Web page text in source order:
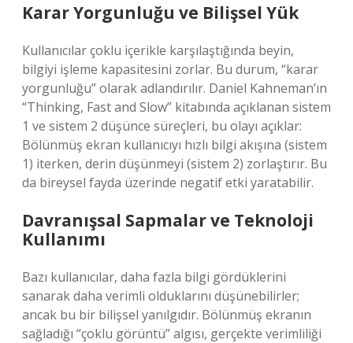
Karar Yorgunluğu ve Bilişsel Yük
Kullanıcılar çoklu içerikle karşılaştığında beyin,
bilgiyi işleme kapasitesini zorlar. Bu durum, “karar
yorgunluğu” olarak adlandırılır. Daniel Kahneman’ın
“Thinking, Fast and Slow” kitabında açıklanan sistem
1 ve sistem 2 düşünce süreçleri, bu olayı açıklar:
Bölünmüş ekran kullanıcıyı hızlı bilgi akışına (sistem
1) iterken, derin düşünmeyi (sistem 2) zorlaştırır. Bu
da bireysel fayda üzerinde negatif etki yaratabilir.
Davranışsal Sapmalar ve Teknoloji
Kullanımı
Bazı kullanıcılar, daha fazla bilgi gördüklerini
sanarak daha verimli olduklarını düşünebilirler;
ancak bu bir bilişsel yanılgıdır. Bölünmüş ekranın
sağladığı “çoklu görüntü” algısı, gerçekte verimliliği